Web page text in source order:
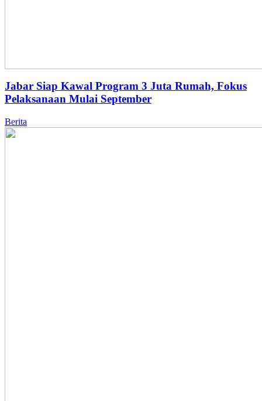
Jabar Siap Kawal Program 3 Juta Rumah, Fokus
Pelaksanaan Mulai September
Berita